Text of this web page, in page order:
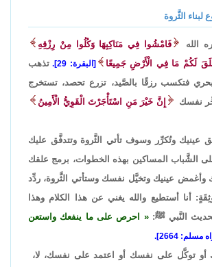
الثَّروة
الله فَامْشُوا فِي مَنَاكِبِهَا وَكُلُوا مِنْ رِزْقِهِ
لَكُمْ مَا فِي الْأَرْضِ جَمِيعًا [البقرة: 29].
تذهب
فتكسب رزقًا بالصَّيد، تزرع تحصد، تستخرج
نفسك
إِنَّ خَيْرَ مَنِ اسْتَأْجَرْتَ الْقَوِيُّ الْأَمِينُ
عينيك وتُكرِّر وسوف تأتي الثَّروة وتتدفَّق عليك
الشَّباب المساكين بهذه الخطوات، برمج علقك
وأغمض عينيك وتخيَّل نفسك وستأتي الثَّروة، ردِّد
أنا أستطيع والله يغني عن هذا الكلام وهذا
بحديث النَّبي ﷺ:
احرص على ما ينفعك واستعن
مسلم: 2664].
أو توكَّل على نفسك أو اعتمد على نفسك، لا،